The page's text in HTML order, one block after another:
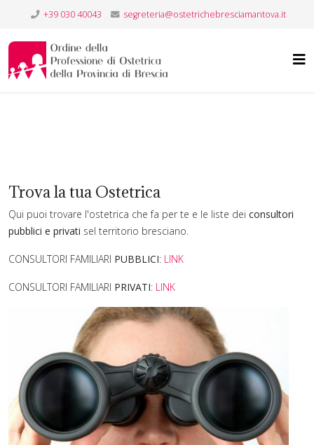
+39 030 40043 segreteria@ostetrichebresciamantova.it
Trova la tua Ostetrica
Qui puoi trovare l'ostetrica che fa per te e le liste dei consultori
pubblici e privati sel territorio bresciano.
CONSULTORI FAMILIARI PUBBLICI: LINK
CONSULTORI FAMILIARI PRIVATI: LINK